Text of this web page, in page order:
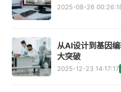
2025-08-26
从AI设计到基因
大突破
2025-12-23 14:17:17